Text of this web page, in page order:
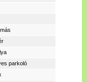
parkoló